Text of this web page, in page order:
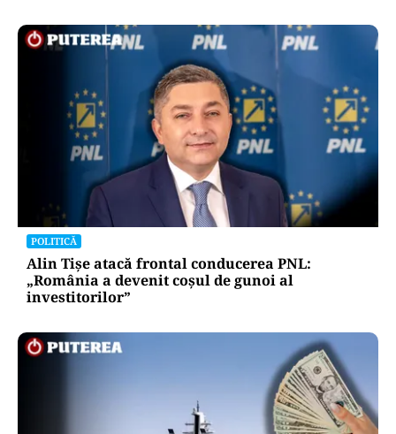
POLITICĂ
Alin Tișe atacă frontal conducerea PNL:
„România a devenit coșul de gunoi al
investitorilor”